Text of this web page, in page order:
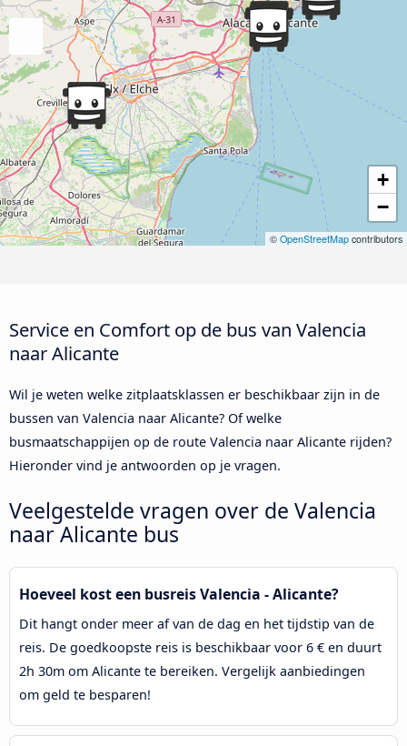
+
−
© OpenStreetMap contributors
Service en Comfort op de bus van Valencia
naar Alicante
Wil je weten welke zitplaatsklassen er beschikbaar zijn in de
bussen van Valencia naar Alicante? Of welke
busmaatschappijen op de route Valencia naar Alicante rijden?
Hieronder vind je antwoorden op je vragen.
Veelgestelde vragen over de Valencia
naar Alicante bus
Hoeveel kost een busreis Valencia - Alicante?
Dit hangt onder meer af van de dag en het tijdstip van de
reis. De goedkoopste reis is beschikbaar voor 6 € en duurt
2h 30m om Alicante te bereiken. Vergelijk aanbiedingen
om geld te besparen!